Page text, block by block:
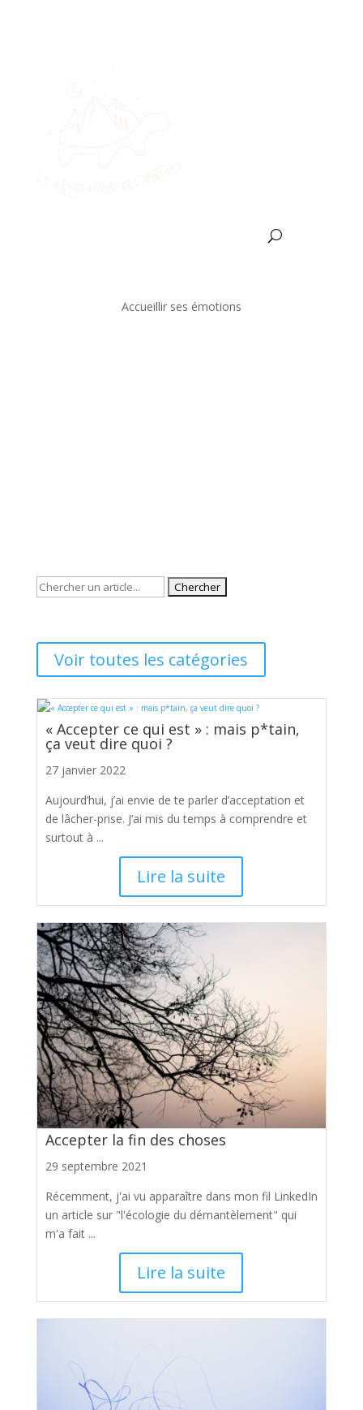
Accueillir ses émotions
Rechercher:
Voir toutes les catégories
« Accepter ce qui est » : mais p*tain,
ça veut dire quoi ?
27 janvier 2022
Aujourd’hui, j’ai envie de te parler d’acceptation et
de lâcher-prise. J’ai mis du temps à comprendre et
surtout à ...
Lire la suite
Accepter la fin des choses
29 septembre 2021
Récemment, j'ai vu apparaître dans mon fil LinkedIn
un article sur "l'écologie du démantèlement" qui
m'a fait ...
Lire la suite